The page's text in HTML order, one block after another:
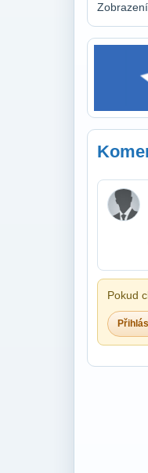
Zobrazení
Pokud